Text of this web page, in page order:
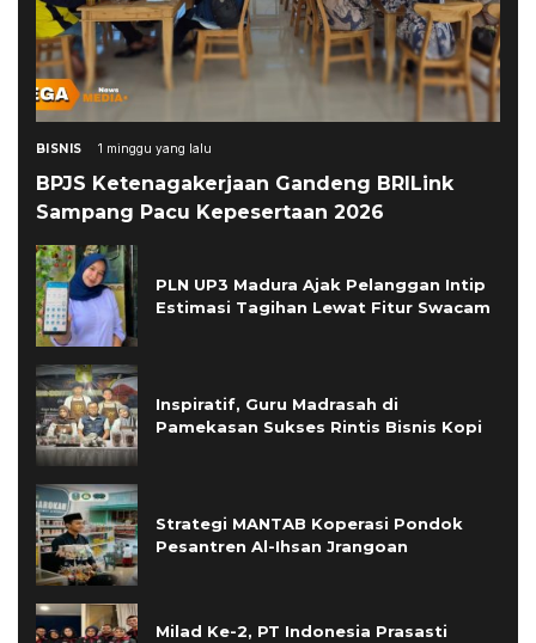
BISNIS 1 minggu yang lalu
BPJS Ketenagakerjaan Gandeng BRILink
Sampang Pacu Kepesertaan 2026
PLN UP3 Madura Ajak Pelanggan Intip
Estimasi Tagihan Lewat Fitur Swacam
Inspiratif, Guru Madrasah di
Pamekasan Sukses Rintis Bisnis Kopi
Strategi MANTAB Koperasi Pondok
Pesantren Al-Ihsan Jrangoan
Milad Ke-2, PT Indonesia Prasasti